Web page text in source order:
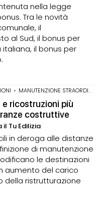
nella legge
Tra le novità
il
al Sud, il bonus per
il bonus per
• MANUTENZIONE STRAORDINARIA
e ricostruzioni più
costruttive
Tu Edilizia
in deroga alle distanze
di manutenzione
le destinazioni
aumento del carico
della ristrutturazione